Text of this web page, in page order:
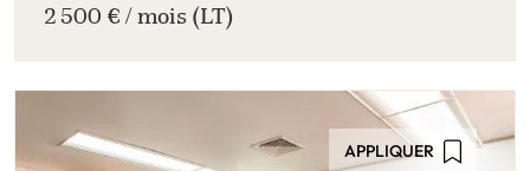
2 500 € / mois (LT)
APPLIQUER